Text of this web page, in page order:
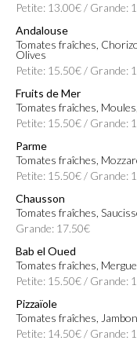
Petite: 13.00€ / Grande:
Andalouse
Tomates fraîches, Chorizo, Poivrons doux, Oignons, Mozzarella,
Olives
Petite: 15.50€ / Grande:
Fruits de Mer
Tomates fraîches,
Petite: 15.50€ / Grande:
Parme
Tomates fraîches,
Petite: 15.50€ / Grande:
Chausson
Tomates fraîches,
Grande: 17.50€
Bab el Oued
Tomates fraîches,
Petite: 15.50€ / Grande:
Pizzaïole
Tomates fraîches,
Petite: 14.50€ / Grande: